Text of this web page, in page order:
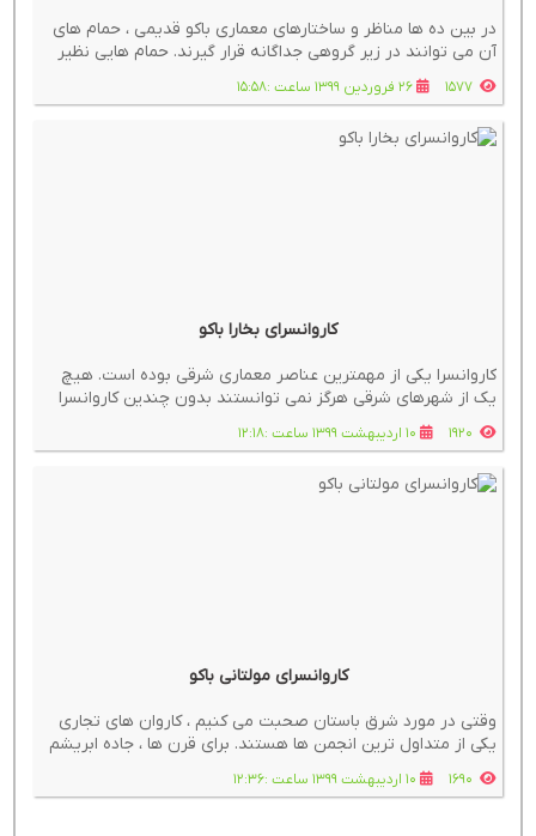
در بین ده ها مناظر و ساختارهای معماری باکو قدیمی ، حمام های
آن می توانند در زیر گروهی جداگانه قرار گیرند. حمام هایی نظیر
گادزی غیب ، آقا میکائیل ، کسوم بیک و حمام های معروف کاخ
شیروانشاه در آنجا فعالیت می کردند.
1577 26 فروردین 1399 ساعت :15:58
کاروانسرای بخارا باکو
کاروانسرا یکی از مهمترین عناصر معماری شرقی بوده است. هیچ
یک از شهرهای شرقی هرگز نمی توانستند بدون چندین کاروانسرا
وجود داشته باشند. صدها کاروانسرا در مسیرهای تجاری متعددی
بین شرق و غرب ساخته شده بودند که برای عملکرد عادی
1920 10 اردیبهشت 1399 ساعت :12:18
کاروانسرای مولتانی باکو
وقتی در مورد شرق باستان صحبت می کنیم ، کاروان های تجاری
یکی از متداول ترین انجمن ها هستند. برای قرن ها ، جاده ابریشم
بزرگ پیوند اروپا و شرق را به خود اختصاص داده بود.
1690 10 اردیبهشت 1399 ساعت :12:36